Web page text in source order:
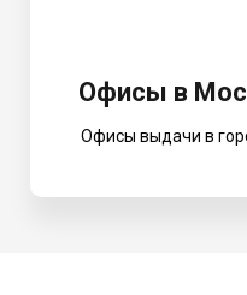
Офисы в
Офисы выдачи в